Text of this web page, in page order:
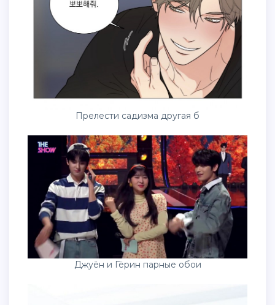
Прелести садизма другая б
Джуён и Гёрин парные обои